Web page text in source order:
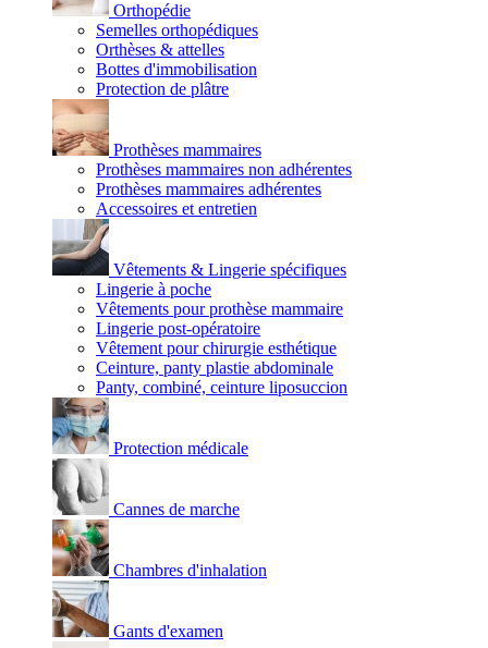
Orthopédie
Semelles orthopédiques
Orthèses & attelles
Bottes d'immobilisation
Protection de plâtre
Prothèses mammaires
Prothèses mammaires non adhérentes
Prothèses mammaires adhérentes
Accessoires et entretien
Vêtements & Lingerie spécifiques
Lingerie à poche
Vêtements pour prothèse mammaire
Lingerie post-opératoire
Vêtement pour chirurgie esthétique
Ceinture, panty plastie abdominale
Panty, combiné, ceinture liposuccion
Protection médicale
Cannes de marche
Chambres d'inhalation
Gants d'examen